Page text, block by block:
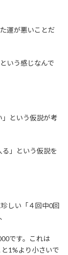
運が悪いことだ
いう感じなんで
という仮説が考
」という仮説を
しい「４回中0回
です。これは
1%より小さいで